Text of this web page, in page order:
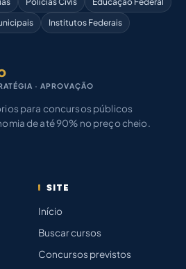
Institutos Federais
· APROVAÇÃO
para concursos públicos
de até 90% no preço cheio.
SITE
Início
Buscar cursos
Concursos previstos